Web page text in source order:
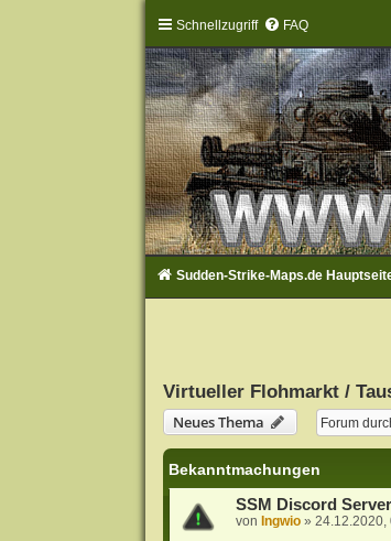
Schnellzugriff FAQ
Sudden-Strike-Maps.de
Virtueller Flohmarkt /
Neues Thema
Bekanntmachungen
SSM Discord
von Ingwio» 24.12.2020,